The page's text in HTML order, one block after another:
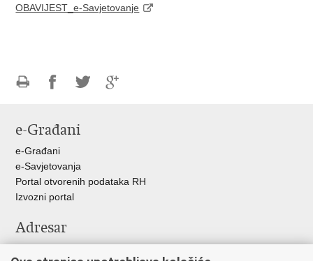
OBAVIJEST_e-Savjetovanje
FacebookuTwitteru
e-Građani
e-Građani
e-Savjetovanja
Portal otvorenih podataka RH
Izvozni portal
Adresar